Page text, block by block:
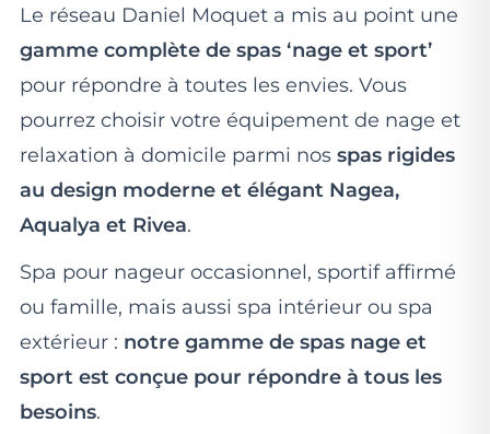
Le réseau Daniel Moquet a mis au point une
gamme complète de spas ‘nage et sport’
pour répondre à toutes les envies. Vous
pourrez choisir votre équipement de nage et
relaxation à domicile parmi nos spas rigides
au design moderne et élégant Nagea,
Aqualya et Rivea.
Spa pour nageur occasionnel, sportif affirmé
ou famille, mais aussi spa intérieur ou spa
extérieur : notre gamme de spas nage et
sport est conçue pour répondre à tous les
besoins.